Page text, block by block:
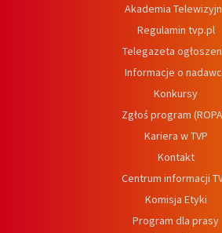
Akademia
Regulamin tvp.pl
Telegazeta
Informacje o
Konkursy
Zgłoś program
Kariera w TVP
Kontakt
Centrum informacji
Komisja Etyki
Program dla prasy